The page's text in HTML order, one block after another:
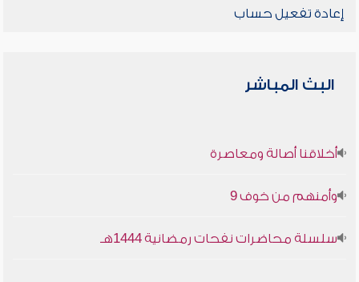
إعادة تفعيل حساب
البث المباشر
أخلاقنا أصالة ومعاصرة
وأمنهم من خوف 9
سلسلة محاضرات نفحات رمضانية 1444هـ